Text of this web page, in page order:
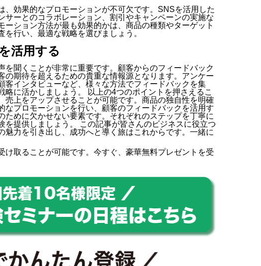
、効果的なプロモーションが不可欠です。SNSを活用した
サーとのコラボレーション、割引やキャンペーンの実施な
ーション方法が最も効果的かは、商品の種類やターゲット
行い、最適な戦略を選びましょう。
活用する
を聞くことが非常に重要です。顧客からのフィードバック
の期待を超えるための貴重な情報源となります。アンケー
客インタビューなど、様々な方法でフィードバックを集
に活かしましょう。 以上の4つのポイントを押さえるこ
売上をアップさせることが可能です。商品の独自性を明確
なプロモーションを行い、顧客のフィードバックを活用す
ために欠かせない要素です。それぞれのステップを丁寧に
を提供しましょう。 この記事が皆さんのビジネスに役立つ
魅力を引き出し、成功へと導く旅はこれからです。一緒に
け取ることが可能です。今すぐ、豪華無料プレゼントを受